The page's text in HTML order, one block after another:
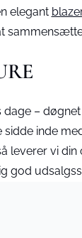
elegant blazer
–
inde
vi
god